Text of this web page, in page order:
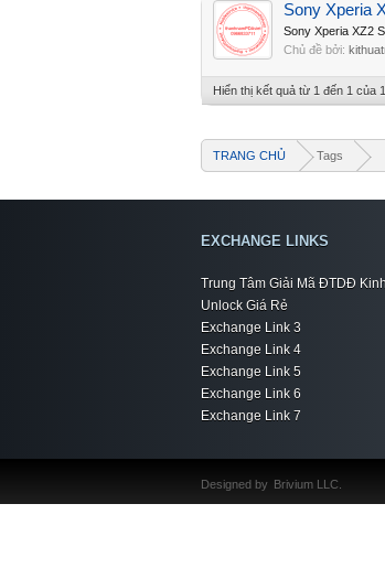
Sony Xperia
Sony Xperia XZ2
Chủ đề bởi:
Hiển thị kết quả từ 1 đến 1 của 1
TRANG CHỦ Tags
EXCHANGE LINKS
Trung Tâm Giải Mã ĐTDĐ
Unlock Giá Rẻ
Exchange Link 3
Exchange Link 4
Exchange Link 5
Exchange Link 6
Exchange Link 7
Designed by Brivium LLC.